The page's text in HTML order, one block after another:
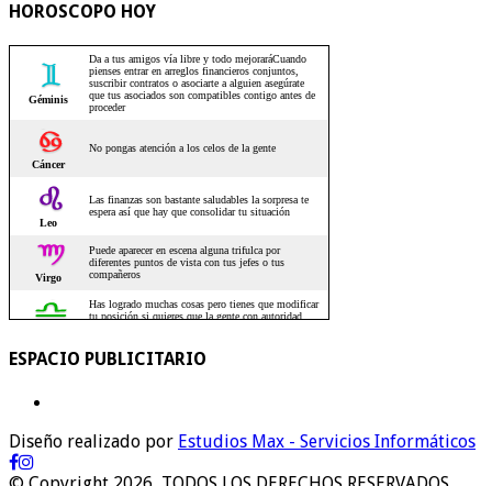
HOROSCOPO HOY
ESPACIO PUBLICITARIO
Diseño realizado por Estudios Max - Servicios Informáticos